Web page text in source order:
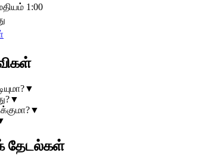
1:00
▼
▼
▼
தேடல்கள்